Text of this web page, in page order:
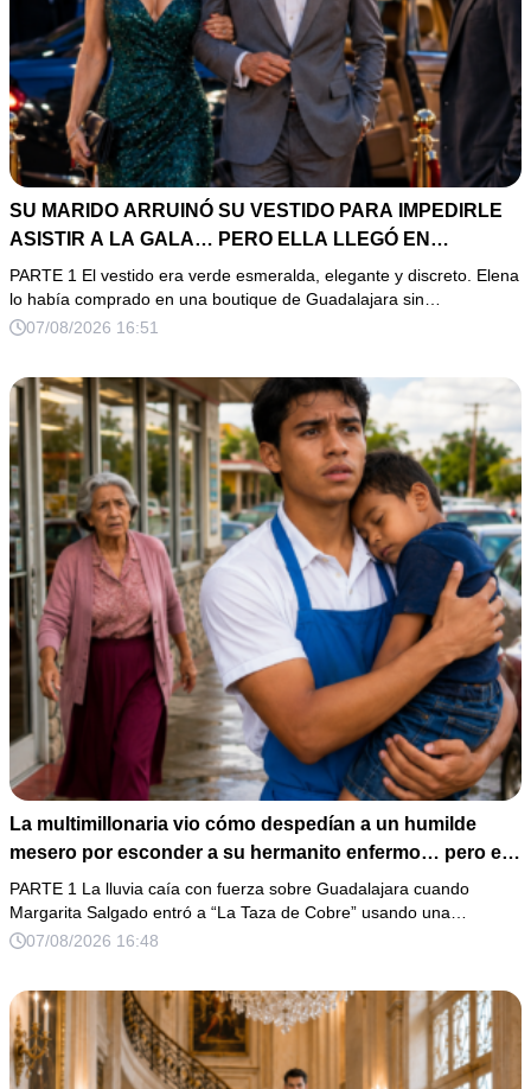
SU MARIDO ARRUINÓ SU VESTIDO PARA IMPEDIRLE
ASISTIR A LA GALA… PERO ELLA LLEGÓ EN
LIMUSINA COMO INVITADA DE HONOR DEL DUEÑO DE
LA EMPRESA
PARTE 1 El vestido era verde esmeralda, elegante y discreto. Elena
lo había comprado en una boutique de Guadalajara sin…
07/08/2026 16:51
La multimillonaria vio cómo despedían a un humilde
mesero por esconder a su hermanito enfermo… pero el
verdadero escándalo estaba a punto de estallar.
PARTE 1 La lluvia caía con fuerza sobre Guadalajara cuando
Margarita Salgado entró a “La Taza de Cobre” usando una…
07/08/2026 16:48